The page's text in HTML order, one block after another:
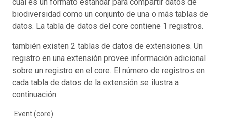
biodiversidad como un conjunto de una o más tablas de
datos. La tabla de datos del core contiene 1 registros.
también existen 2 tablas de datos de extensiones. Un
registro en una extensión provee información adicional
sobre un registro en el core. El número de registros en
cada tabla de datos de la extensión se ilustra a
continuación.
Event (core)